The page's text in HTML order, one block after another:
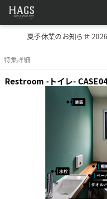
夏季休業のお知らせ
特集詳細
Restroom -トイレ- CASE04